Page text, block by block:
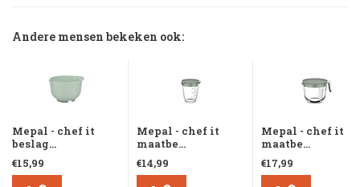
Andere mensen bekeken ook:
Mepal - chef it
beslag...
€15,99
Mepal - chef it
maatbe...
€14,99
Mepal - chef it
maatbe...
€17,99